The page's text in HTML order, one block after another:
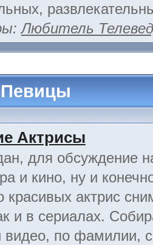
Любитель
Актрисы
для обсуждение
и кино, ну и
красивых актрис
и в сериалах.
видео, по фамилии,